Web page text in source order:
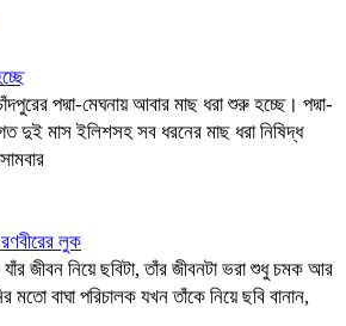
পদ্মা-মেঘনায় আবার মাছ ধরা শুরু হচ্ছে। পদ্মা-
দুই মাস ইলিশসহ সব ধরনের মাছ ধরা নিষিদ্ধ
লুক
জীবন নিয়ে ছবিটা, তাঁর জীবনটা ভরা শুধু চমক আর
মতো বাঘা পরিচালক যখন তাঁকে নিয়ে ছবি বানান,